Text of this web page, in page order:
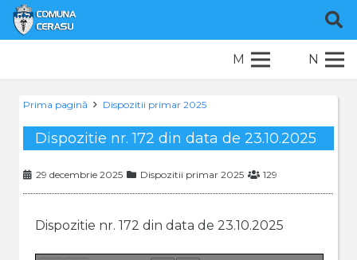
M N
Prima pagină Dispozitii primar 2025
Dispozitie nr. 172 din data de 23.10.2025
29 decembrie 2025 Dispozitii primar 2025 129
Dispozitie nr. 172 din data de 23.10.2025